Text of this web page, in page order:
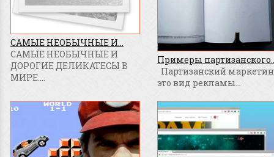
САМЫЕ НЕОБЫЧНЫЕ И...
САМЫЕ НЕОБЫЧНЫЕ И
ДОРОГИЕ ДЕЛИКАТЕСЫ В
МИРЕ....
Примеры
Партизанский
это вид рекламы...